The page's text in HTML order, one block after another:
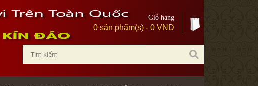
Giỏ hàng
0 sản phẩm(s) - 0 VND